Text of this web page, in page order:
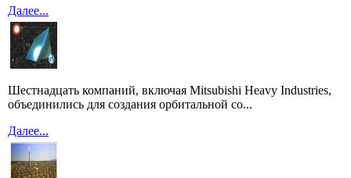
Далее...
Шестнадцать компаний, включая Mitsubishi Heavy Industries,
объединились для создания орбитальной со...
Далее...